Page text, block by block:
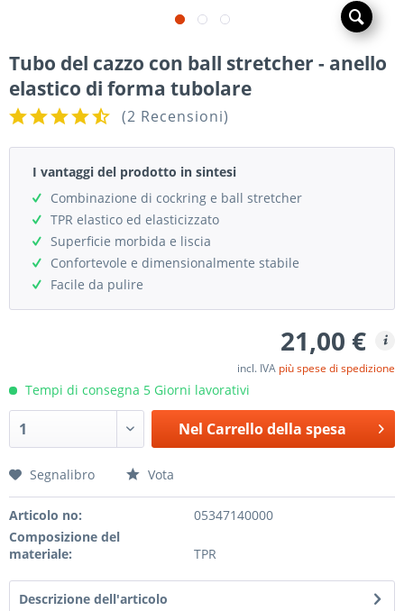
Tubo del cazzo con ball stretcher - anello
elastico di forma tubolare
(2 Recensioni)
I vantaggi del prodotto in sintesi
Combinazione di cockring e ball stretcher
TPR elastico ed elasticizzato
Superficie morbida e liscia
Confortevole e dimensionalmente stabile
Facile da pulire
21,00 €
incl. IVA più spese di spedizione
Tempi di consegna 5 Giorni lavorativi
Nel Carrello della spesa
Segnalibro Vota
Articolo no:
05347140000
Composizione del
materiale:
TPR
Descrizione dell'articolo